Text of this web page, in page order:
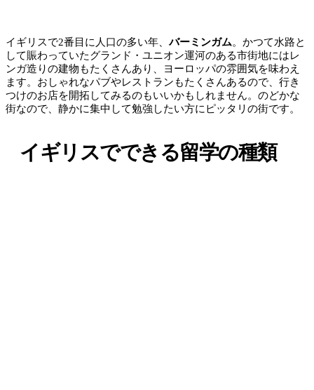
イギリスで2番目に人口の多い年、バーミンガム。かつて水路と
して賑わっていたグランド・ユニオン運河のある市街地にはレ
ンガ造りの建物もたくさんあり、ヨーロッパの雰囲気を味わえ
ます。おしゃれなパブやレストランもたくさんあるので、行き
つけのお店を開拓してみるのもいいかもしれません。 のどかな
街なので、静かに集中して勉強したい方にピッタリ の街です。
イギリスでできる留学の種類